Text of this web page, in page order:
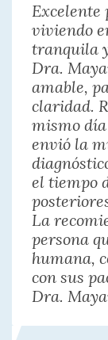
Excelente
viviendo
tranquila
Dra.
amable,
claridad.
mismo
envió la
el tiempo
La
persona
humana,
con sus
Dra.